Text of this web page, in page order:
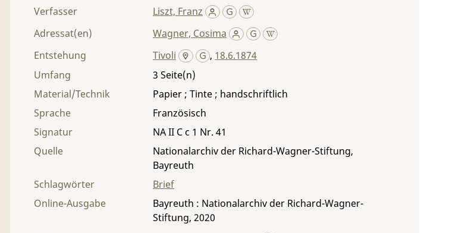
Verfasser
Liszt, Franz
Adressat(en)
Wagner, Cosima
Entstehung
Tivoli , 18.6.1874
Umfang
3
Material/Technik
Papier ; Tinte ; handschriftlich
Sprache
Französisch
Signatur
NA II C c 1 Nr. 41
Quelle
Nationalarchiv der Richard-Wagner-Stiftung,
Bayreuth
Schlagwörter
Brief
Online-Ausgabe
Bayreuth : Nationalarchiv der Richard-Wagner-
Stiftung, 2020